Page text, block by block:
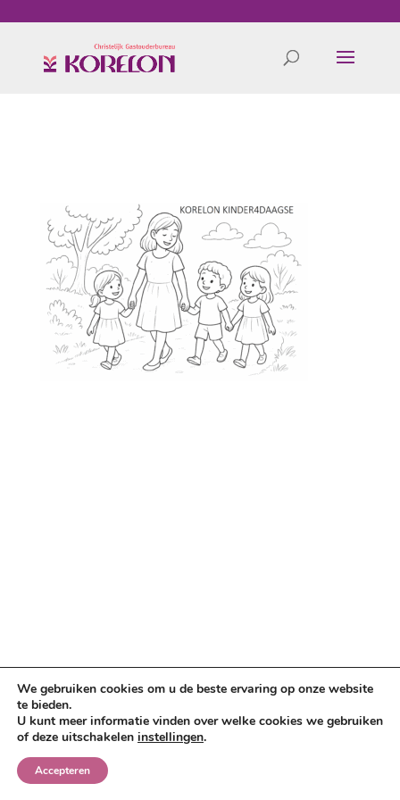
We gebruiken cookies om u de beste ervaring op onze website
te bieden.
U kunt meer informatie vinden over welke cookies we gebruiken
of deze uitschakelen instellingen.
Accepteren